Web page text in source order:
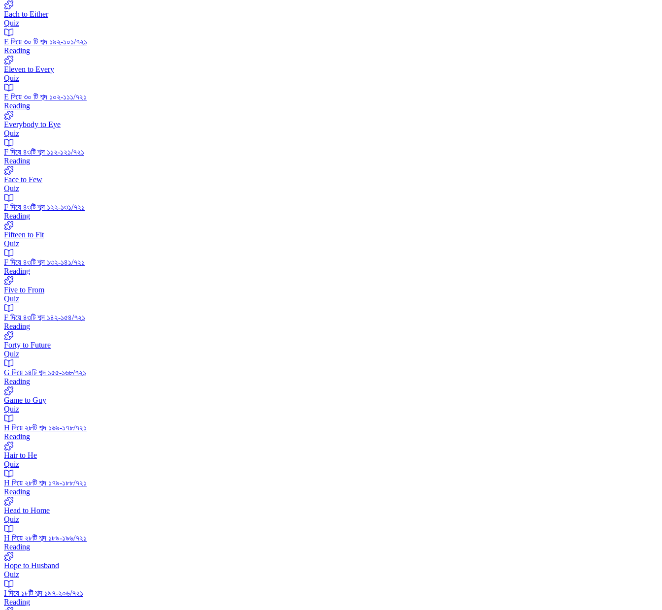
Each to Either
Quiz
E দিয়ে ৩০ টি শব্দ ১৯২-১০১/৭২১
Reading
Eleven to Every
Quiz
E দিয়ে ৩০ টি শব্দ ১০২-১১১/৭২১
Reading
Everybody to Eye
Quiz
F দিয়ে ৪৩টি শব্দ ১১২-১২১/৭২১
Reading
Face to Few
Quiz
F দিয়ে ৪৩টি শব্দ ১২২-১৩১/৭২১
Reading
Fifteen to Fit
Quiz
F দিয়ে ৪৩টি শব্দ ১৩২-১৪১/৭২১
Reading
Five to From
Quiz
F দিয়ে ৪৩টি শব্দ ১৪২-১৫৪/৭২১
Reading
Forty to Future
Quiz
G দিয়ে ১৪টি শব্দ ১৫৫-১৬৮/৭২১
Reading
Game to Guy
Quiz
H দিয়ে ২৮টি শব্দ ১৬৯-১৭৮/৭২১
Reading
Hair to He
Quiz
H দিয়ে ২৮টি শব্দ ১৭৯-১৮৮/৭২১
Reading
Head to Home
Quiz
H দিয়ে ২৮টি শব্দ ১৮৯-১৯৬/৭২১
Reading
Hope to Husband
Quiz
I দিয়ে ১৮টি শব্দ ১৯৭-২০৬/৭২১
Reading